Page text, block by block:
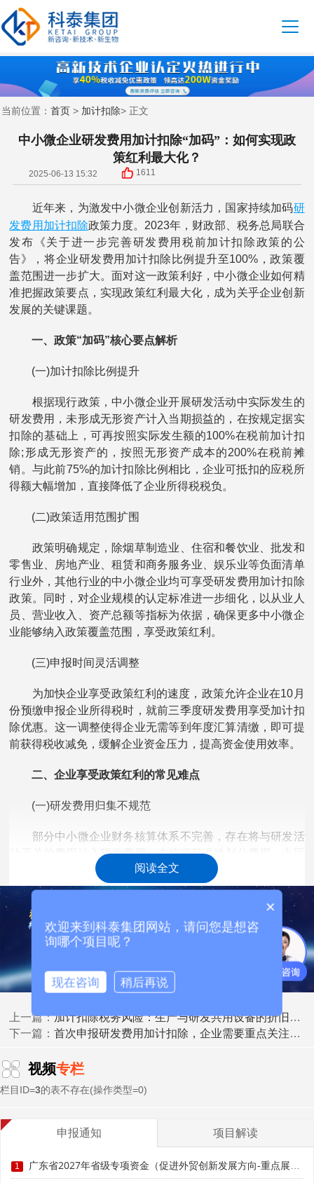
当前位置： 首页 > 加计扣除> 正文
中小微企业研发费用加计扣除“加码”：如何实现政
策红利最大化？
2025-06-13 15:32 1611
近年来，为激发中小微企业创新活力，国家持续加码研
发费用加计扣除政策力度。2023年，财政部、税务总局联合
发布《关于进一步完善研发费用税前加计扣除政策的公
告》，将企业研发费用加计扣除比例提升至100%，政策覆
盖范围进一步扩大。面对这一政策利好，中小微企业如何精
准把握政策要点，实现政策红利最大化，成为关乎企业创新
发展的关键课题。
一、政策“加码”核心要点解析
(一)加计扣除比例提升
根据现行政策，中小微企业开展研发活动中实际发生的
研发费用，未形成无形资产计入当期损益的，在按规定据实
扣除的基础上，可再按照实际发生额的100%在税前加计扣
除;形成无形资产的，按照无形资产成本的200%在税前摊
销。与此前75%的加计扣除比例相比，企业可抵扣的应税所
得额大幅增加，直接降低了企业所得税税负。
(二)政策适用范围扩围
政策明确规定，除烟草制造业、住宿和餐饮业、批发和
零售业、房地产业、租赁和商务服务业、娱乐业等负面清单
行业外，其他行业的中小微企业均可享受研发费用加计扣除
政策。同时，对企业规模的认定标准进一步细化，以从业人
员、营业收入、资产总额等指标为依据，确保更多中小微企
业能够纳入政策覆盖范围，享受政策红利。
(三)申报时间灵活调整
为加快企业享受政策红利的速度，政策允许企业在10月
份预缴申报企业所得税时，就前三季度研发费用享受加计扣
除优惠。这一调整使得企业无需等到年度汇算清缴，即可提
前获得税收减免，缓解企业资金压力，提高资金使用效率。
二、企业享受政策红利的常见难点
(一)研发费用归集不规范
部分中小微企业财务核算体系不完善，存在将与研发活
动无关的费用计入研发费用、未按项目准确划分费用、未区
分研发费用与生产经营费用等问题。例如，将行政办公费
用、后勤保障费用错误归集到研发费用中，导致研发费用虚
增;或者在多项目并行时，未能合理分摊共用的设备、人员等
费用，影响研发费用数据的真实性和准确性。
(二)政策理解存在偏差
阅读全文
上一篇：加计扣除税务风险：生产与研发共用设备的折旧分摊比例界定探讨
下一篇：首次申报研发费用加计扣除，企业需要重点关注的五大环节
视频专栏
栏目ID=3的表不存在(操作类型=0)
申报通知 项目解读
1 广东省2027年省级专项资金（促进外贸创新发展方向-重点展会和展会配套体系事项）入库申报时间、条件要求、补助奖励
×
欢迎来到科泰集团网站，请问您是想咨
询哪个项目呢？
现在咨询 稍后再说